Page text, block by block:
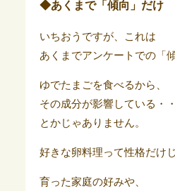
◆あくまで「傾向」だけ
いちおうですが、これは
あくまでアンケートでの「
ゆでたまごを食べるから、
その成分が影響している・
とかじゃありません。
好きな卵料理って性格だけ
育った家庭の好みや、